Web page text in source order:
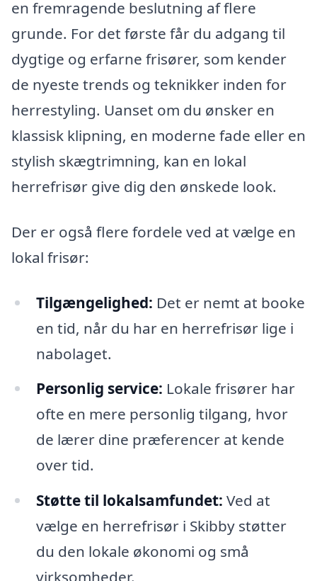
en fremragende beslutning af flere
grunde. For det første får du adgang til
dygtige og erfarne frisører, som kender
de nyeste trends og teknikker inden for
herrestyling. Uanset om du ønsker en
klassisk klipning, en moderne fade eller en
stylish skægtrimning, kan en lokal
herrefrisør give dig den ønskede look.
Der er også flere fordele ved at vælge en
lokal frisør:
Tilgængelighed: Det er nemt at booke
en tid, når du har en herrefrisør lige i
nabolaget.
Personlig service: Lokale frisører har
ofte en mere personlig tilgang, hvor
de lærer dine præferencer at kende
over tid.
Støtte til lokalsamfundet: Ved at
vælge en herrefrisør i Skibby støtter
du den lokale økonomi og små
virksomheder.